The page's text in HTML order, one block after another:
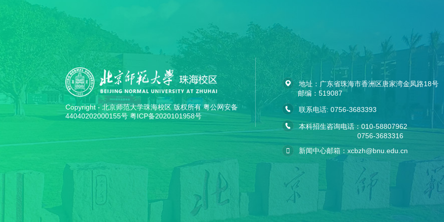
Copyright - 北京师范大学珠海校区 版权所有 粤公网安备
44040202000155号 粤ICP备2020101958号
地址：广东省珠海市香洲区唐家湾金凤路18号
邮编：519087
联系电话: 0756-3683393
本科招生咨询电话：010-58807962
0756-3683316
新闻中心邮箱：xcbzh@bnu.edu.cn